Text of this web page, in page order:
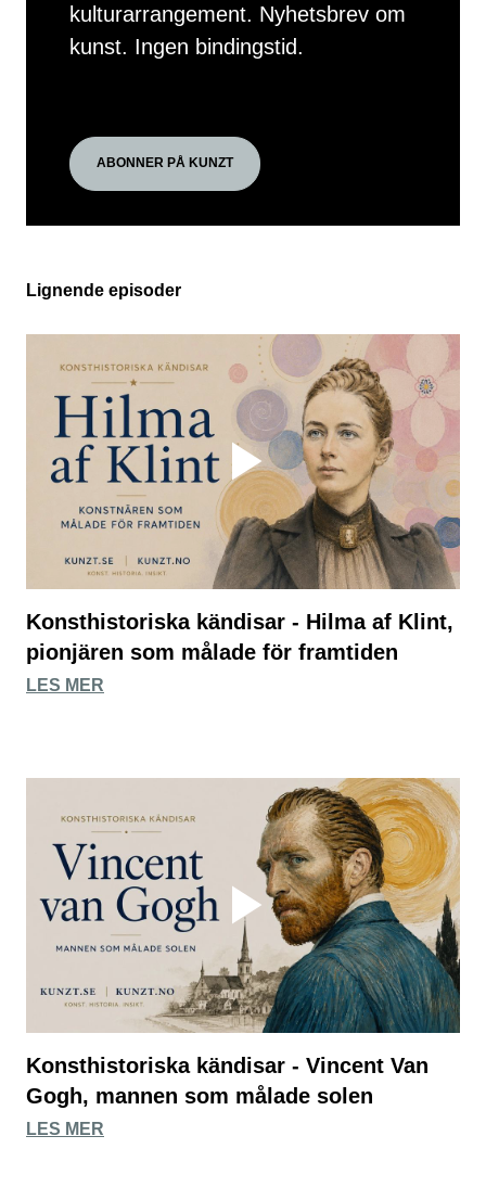
kulturarrangement. Nyhetsbrev om
kunst. Ingen bindingstid.
ABONNER PÅ KUNZT
Lignende episoder
Konsthistoriska kändisar - Hilma af Klint,
pionjären som målade för framtiden
LES MER
Konsthistoriska kändisar - Vincent Van
Gogh, mannen som målade solen
LES MER